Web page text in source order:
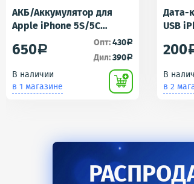
АКБ/Аккумулятор для
Apple iPhone 5S/5C
(Айфон 5C/5Ц) тех. упак.
OEM
650a Опт:430a
Дил:390a
В наличии
в 1 магазине
Дата-
USB
iPad
AA
200
В
в 2